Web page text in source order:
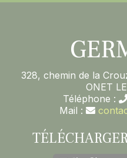
328, chemin de la
ONET
Téléphone :
Mail :